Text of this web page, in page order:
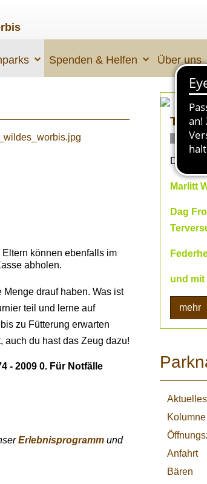
Spenden & Helfen Über uns
können ebenfalls im
abholen.
drauf haben. Was ist
teil und lerne auf
zu Fütterung erwarten
auch du hast das Zeug dazu!
- 2009 0. Für Notfälle
Erlebnisprogramm und
Dein
Marlitt
Dag
und mit
mehr
Aktuelles
Kolumne
Anfahrt
Bären